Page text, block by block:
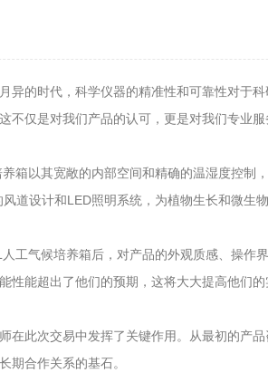
的时代，科学仪器的精准性和可靠性对于科
不仅是对我们产品的认可，更是对我们专业
以其宽敞的内部空间和精确的温湿度控制，
道设计和LED照明系统，为植物生长和微生
气候培养箱后，对产品的外观质感、操作界
性能超出了他们的预期，这将大大提高他们
此次交易中发挥了关键作用。从最初的产品
期合作关系的基石。